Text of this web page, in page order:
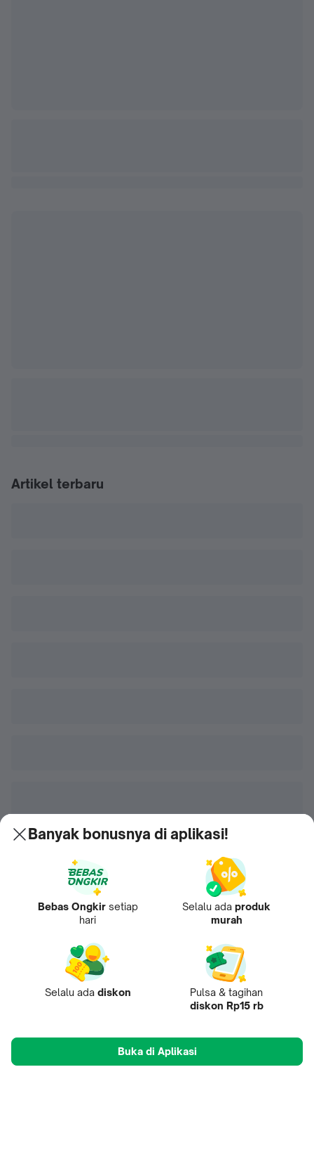
Artikel terbaru
Banyak bonusnya di aplikasi!
Bebas Ongkir setiap
hari
Selalu ada produk
murah
Selalu ada diskon
Pulsa & tagihan
diskon Rp15 rb
Buka di Aplikasi